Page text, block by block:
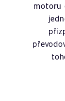
motoru